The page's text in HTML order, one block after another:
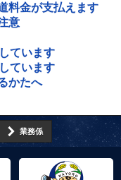
料金が支払えます
意
ています
ています
かたへ
業務係